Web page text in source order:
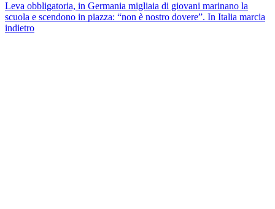
Leva obbligatoria, in Germania migliaia di giovani marinano la
scuola e scendono in piazza: “non è nostro dovere”. In Italia marcia
indietro